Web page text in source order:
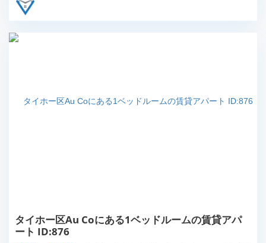
タイホー区Au Coにある1ベッドルームの賃貸アパ
ート ID:876